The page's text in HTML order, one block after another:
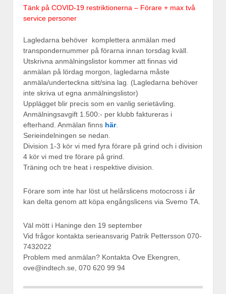
Tänk på COVID-19 restriktionerna – Förare + max två
service personer
Lagledarna behöver komplettera anmälan med
transpondernummer på förarna innan torsdag kväll.
Utskrivna anmälningslistor kommer att finnas vid
anmälan på lördag morgon, lagledarna måste
anmäla/underteckna sitt/sina lag. (Lagledarna behöver
inte skriva ut egna anmälningslistor)
Upplägget blir precis som en vanlig serietävling.
Anmälningsavgift 1.500:- per klubb faktureras i
efterhand. Anmälan finns här.
Serieindelningen se nedan.
Division 1-3 kör vi med fyra förare på grind och i division
4 kör vi med tre förare på grind.
Träning och tre heat i respektive division.
Förare som inte har löst ut helårslicens motocross i år
kan delta genom att köpa engångslicens via Svemo TA.
Väl mött i Haninge den 19 september
Vid frågor kontakta serieansvarig Patrik Pettersson 070-
7432022
Problem med anmälan? Kontakta Ove Ekengren,
ove@indtech.se, 070 620 99 94